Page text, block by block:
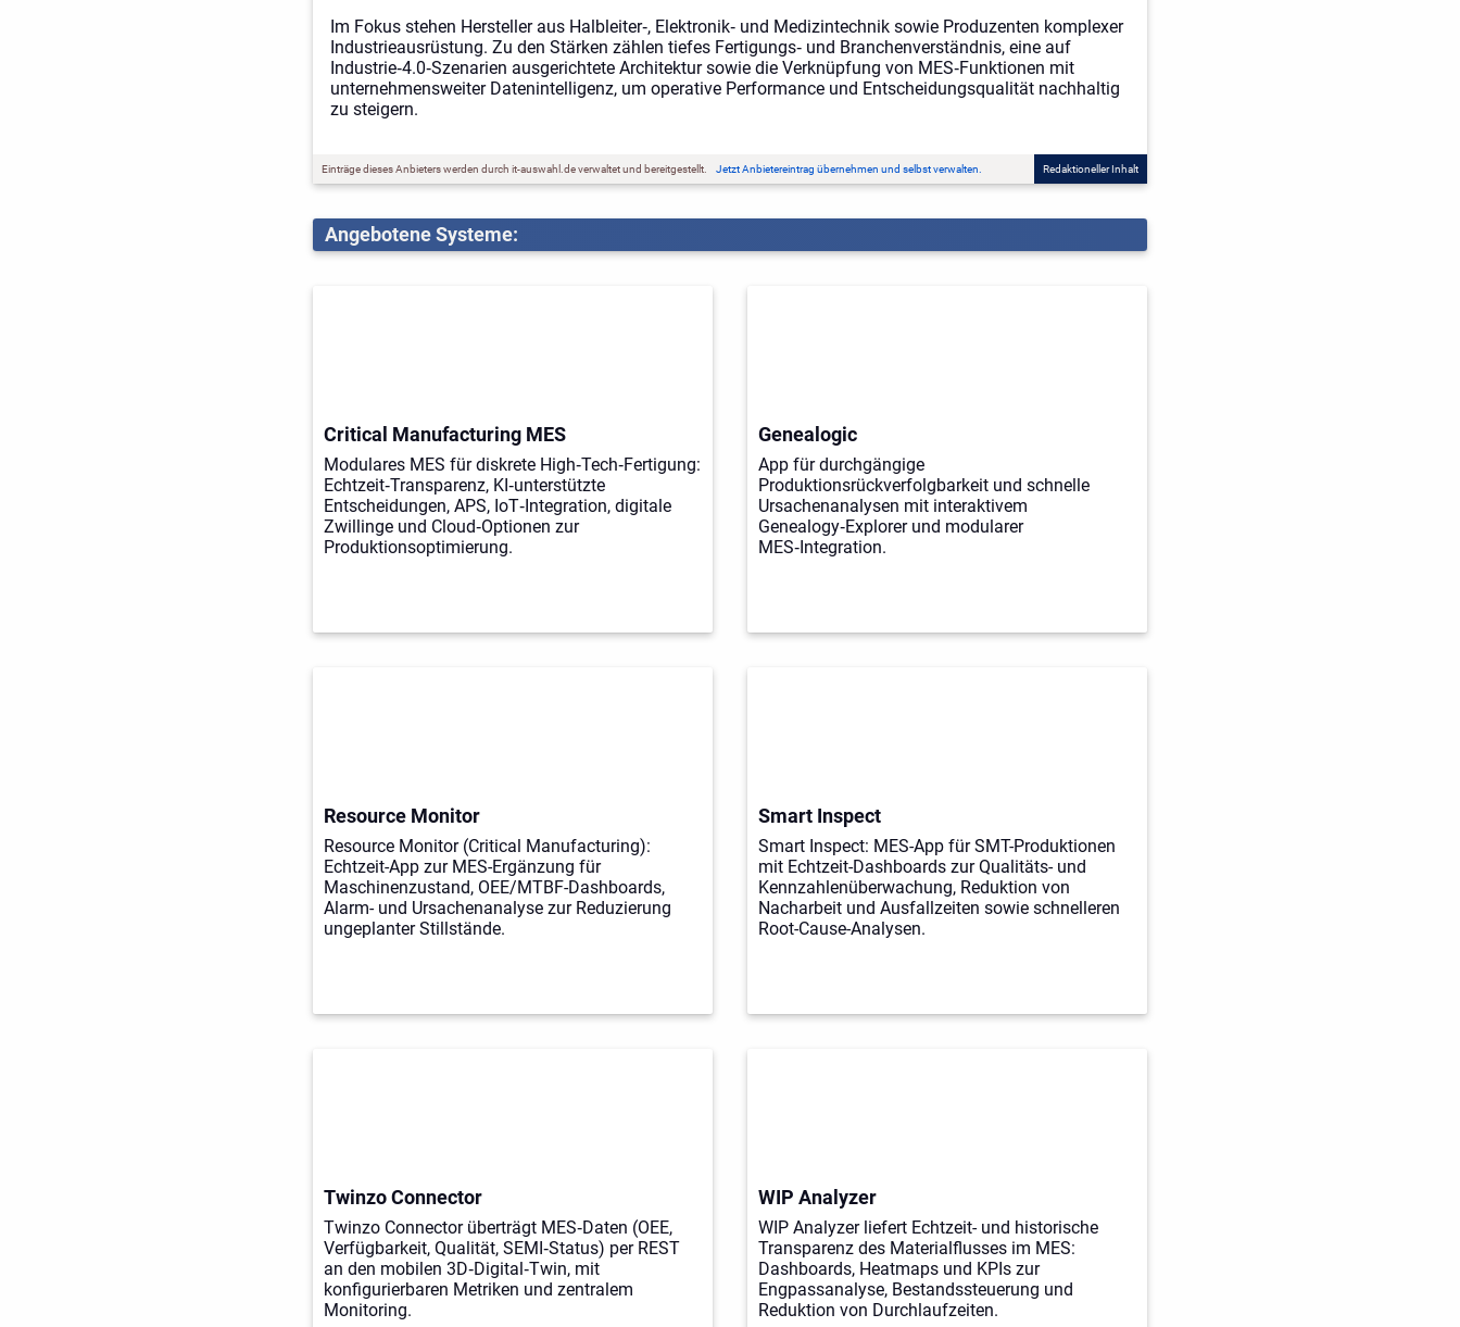
Im Fokus stehen Hersteller aus Halbleiter‑, Elektronik‑ und Medizintechnik sowie Produzenten komplexer
Industrieausrüstung. Zu den Stärken zählen tiefes Fertigungs‑ und Branchenverständnis, eine auf
Industrie‑4.0‑Szenarien ausgerichtete Architektur sowie die Verknüpfung von MES‑Funktionen mit
unternehmensweiter Datenintelligenz, um operative Performance und Entscheidungsqualität nachhaltig
zu steigern.
Einträge dieses Anbieters werden durch it-auswahl.de verwaltet und bereitgestellt. Jetzt Anbietereintrag übernehmen und selbst verwalten. Redaktioneller Inhalt
Angebotene Systeme:
Critical Manufacturing MES
Modulares MES für diskrete High‑Tech‑Fertigung:
Echtzeit‑Transparenz, KI‑unterstützte
Entscheidungen, APS, IoT‑Integration, digitale
Zwillinge und Cloud‑Optionen zur
Produktionsoptimierung.
Genealogic
App für durchgängige
Produktionsrückverfolgbarkeit und schnelle
Ursachenanalysen mit interaktivem
Genealogy‑Explorer und modularer
MES‑Integration.
Resource Monitor
Resource Monitor (Critical Manufacturing):
Echtzeit-App zur MES-Ergänzung für
Maschinenzustand, OEE/MTBF-Dashboards,
Alarm- und Ursachenanalyse zur Reduzierung
ungeplanter Stillstände.
Smart Inspect
Smart Inspect: MES-App für SMT-Produktionen
mit Echtzeit-Dashboards zur Qualitäts- und
Kennzahlenüberwachung, Reduktion von
Nacharbeit und Ausfallzeiten sowie schnelleren
Root-Cause-Analysen.
Twinzo Connector
Twinzo Connector überträgt MES‑Daten (OEE,
Verfügbarkeit, Qualität, SEMI‑Status) per REST
an den mobilen 3D‑Digital‑Twin, mit
konfigurierbaren Metriken und zentralem
Monitoring.
WIP Analyzer
WIP Analyzer liefert Echtzeit- und historische
Transparenz des Materialflusses im MES:
Dashboards, Heatmaps und KPIs zur
Engpassanalyse, Bestandssteuerung und
Reduktion von Durchlaufzeiten.